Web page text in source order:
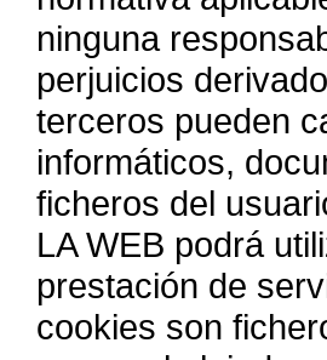
ninguna
perjuicios
terceros pueden
informáticos,
ficheros del
LA WEB podrá
prestación de
cookies son